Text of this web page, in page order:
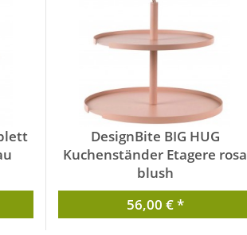
DesignBite BIG HUG
Kuchenständer Etagere rosa
blush
von DesignBite
56,00 € *